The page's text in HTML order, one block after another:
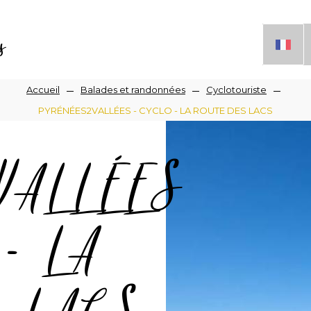
Accueil Balades et randonnées
Cyclotouriste
PYRÉNÉES2VALLÉES - CYCLO - LA ROUTE DES LACS
LA